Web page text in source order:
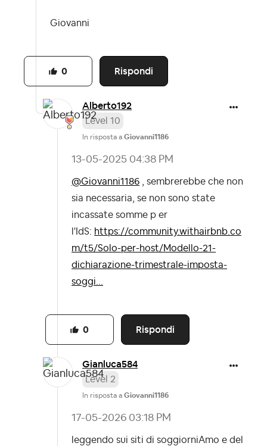
Giovanni
Rispondi
0
Alberto192
Level 10
In risposta a Giovanni1186
‎13-05-2025 04:38 PM
@Giovanni1186 , sembrerebbe che non
sia necessaria, se non sono state
incassate somme p er
l'IdS: https://community.withairbnb.co
m/t5/Solo-per-host/Modello-21-
dichiarazione-trimestrale-imposta-
soggi...
Rispondi
0
Gianluca584
Level 2
In risposta a Giovanni1186
‎17-05-2026 03:18 PM
leggendo sui siti di soggiorniAmo e del